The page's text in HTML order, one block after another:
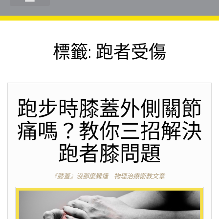
標籤: 跑者受傷
跑步時膝蓋外側關節
痛嗎？教你三招解決
跑者膝問題
『膝蓋』沒那麼難懂 物理治療衛教文章